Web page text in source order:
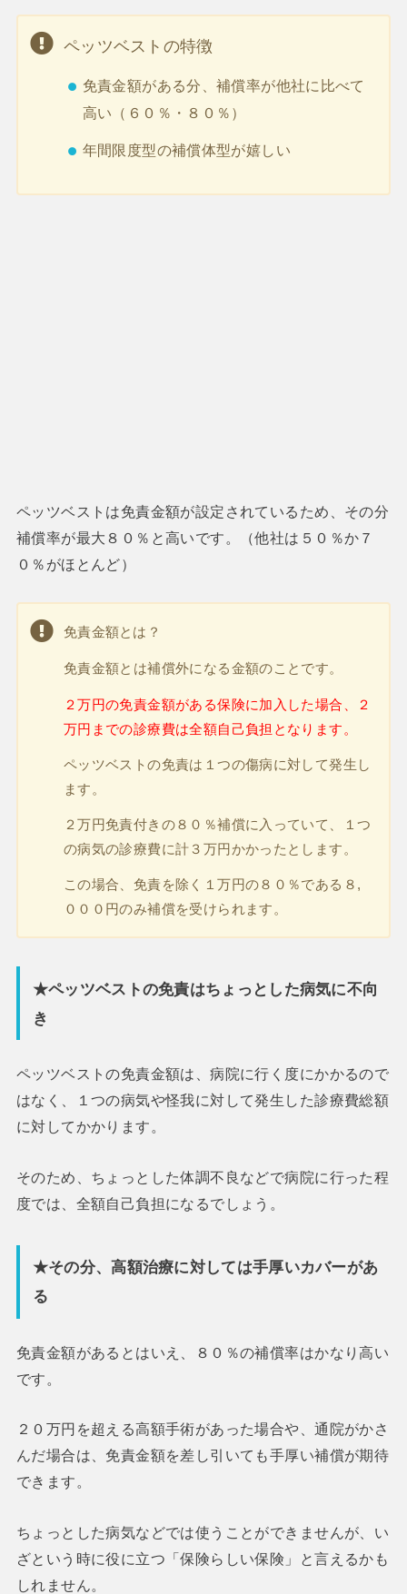
ペッツベストの特徴
免責金額がある分、補償率が他社に比べて
高い（６０％・８０％）
年間限度型の補償体型が嬉しい
ペッツベストは免責金額が設定されているため、その分
補償率が最大８０％と高いです。（他社は５０％か７
０％がほとんど）
免責金額とは？
免責金額とは補償外になる金額のことです。
２万円の免責金額がある保険に加入した場合、２
万円までの診療費は全額自己負担となります。
ペッツベストの免責は１つの傷病に対して発生し
ます。
２万円免責付きの８０％補償に入っていて、１つ
の病気の診療費に計３万円かかったとします。
この場合、免責を除く１万円の８０％である８,
０００円のみ補償を受けられます。
★ペッツベストの免責はちょっとした病気に不向
き
ペッツベストの免責金額は、病院に行く度にかかるので
はなく、１つの病気や怪我に対して発生した診療費総額
に対してかかります。
そのため、ちょっとした体調不良などで病院に行った程
度では、全額自己負担になるでしょう。
★その分、高額治療に対しては手厚いカバーがあ
る
免責金額があるとはいえ、８０％の補償率はかなり高い
です。
２０万円を超える高額手術があった場合や、通院がかさ
んだ場合は、免責金額を差し引いても手厚い補償が期待
できます。
ちょっとした病気などでは使うことができませんが、い
ざという時に役に立つ「保険らしい保険」と言えるかも
しれません。